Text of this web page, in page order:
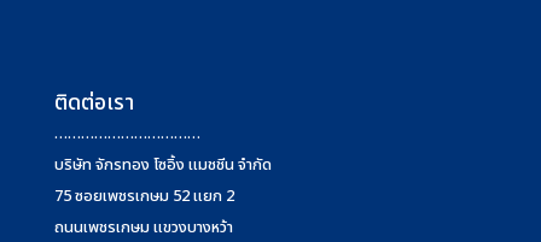
ติดต่อเรา
……………………………
บริษัท จักรทอง โซอิ้ง แมชชีน จำกัด
75 ซอยเพชรเกษม 52 แยก 2
ถนนเพชรเกษม แขวงบางหว้า